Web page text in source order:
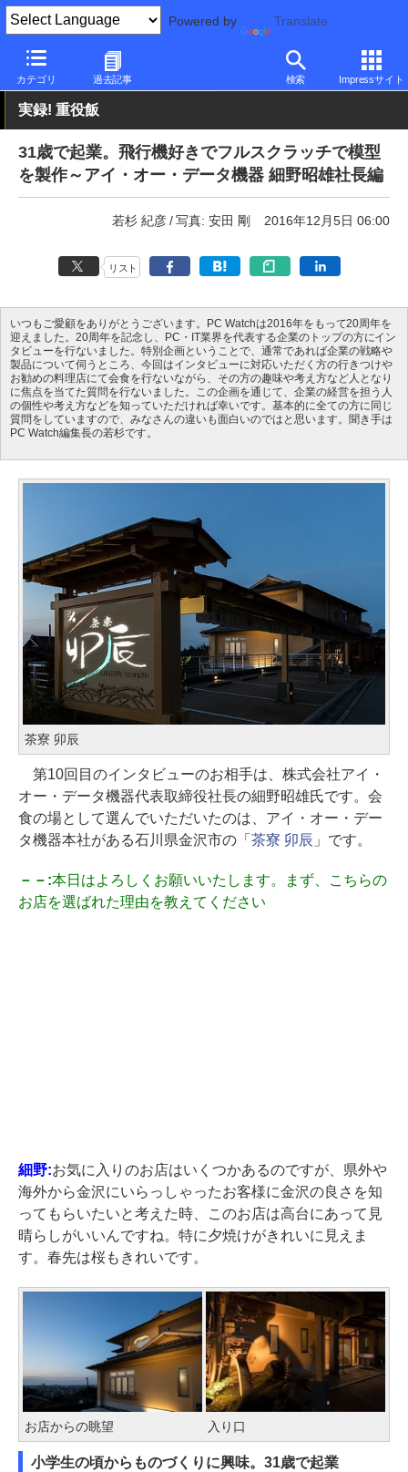
Powered by Translate
カテゴリ 過去記事 検索 Impressサイト
PC Watch 市場 動向
実録! 重役飯
31歳で起業。飛行機好きでフルスクラッチで模型
を製作～アイ・オー・データ機器 細野昭雄社長編
若杉 紀彦 写真: 安田 剛 2016年12月5日 06:00
リスト
いつもご愛顧をありがとうございます。PC Watchは2016年をもって20周年を
迎えました。20周年を記念し、PC・IT業界を代表する企業のトップの方にイン
タビューを行ないました。特別企画ということで、通常であれば企業の戦略や
製品について伺うところ、今回はインタビューに対応いただく方の行きつけや
お勧めの料理店にて会食を行ないながら、その方の趣味や考え方など人となり
に焦点を当てた質問を行ないました。この企画を通じて、企業の経営を担う人
の個性や考え方などを知っていただければ幸いです。基本的に全ての方に同じ
質問をしていますので、みなさんの違いも面白いのではと思います。聞き手は
PC Watch編集長の若杉です。
茶寮 卯辰
第10回目のインタビューのお相手は、株式会社アイ・
オー・データ機器代表取締役社長の細野昭雄氏です。会
食の場として選んでいただいたのは、アイ・オー・デー
タ機器本社がある石川県金沢市の「 茶寮 卯辰 」です。
－－:本日はよろしくお願いいたします。まず、こちらの
お店を選ばれた理由を教えてください
細野:お気に入りのお店はいくつかあるのですが、県外や
海外から金沢にいらっしゃったお客様に金沢の良さを知
ってもらいたいと考えた時、このお店は高台にあって見
晴らしがいいんですね。特に夕焼けがきれいに見えま
す。春先は桜もきれいです。
お店からの眺望 入り口
小学生の頃からものづくりに興味。31歳で起業